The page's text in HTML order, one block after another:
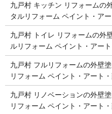
九戸村 キッチン リフォームの
タルリフォーム ペイント・ア
九戸村 トイレ リフォームの外
ルリフォーム ペイント・アー
九戸村 フルリフォームの外壁
リフォーム ペイント・アート
九戸村 リノベーションの外壁
リフォーム ペイント・アート